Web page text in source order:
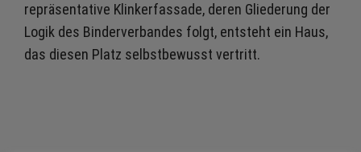
repräsentative Klinkerfassade, deren Gliederung der
Logik des Binderverbandes folgt, entsteht ein Haus,
das diesen Platz selbstbewusst vertritt.